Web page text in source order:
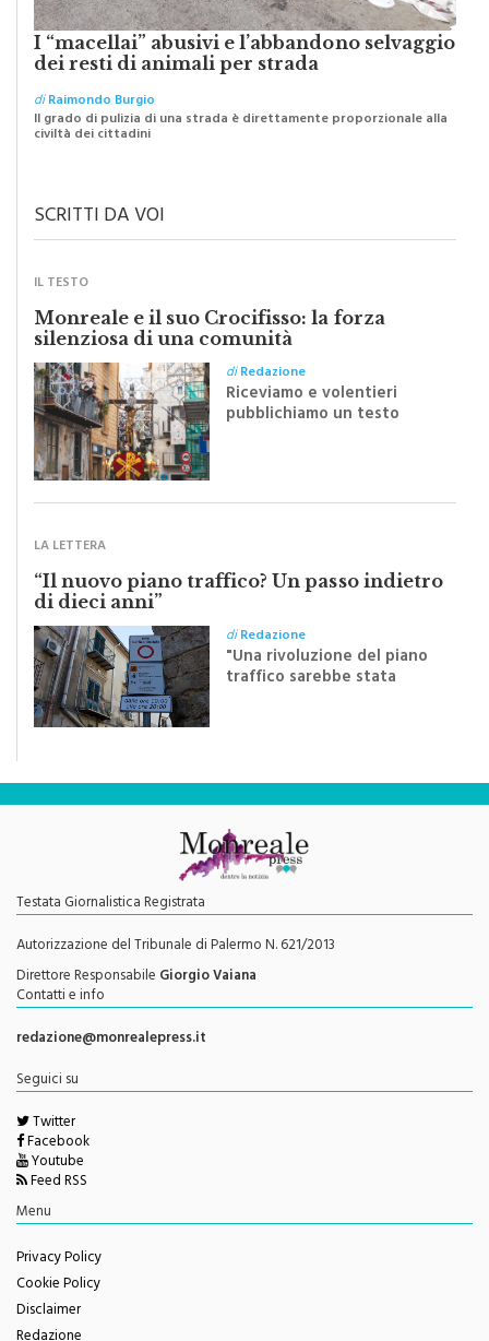
I “macellai” abusivi e l’abbandono selvaggio
dei resti di animali per strada
diRaimondo Burgio
Il grado di pulizia di una strada è direttamente proporzionale alla
civiltà dei cittadini
Monreale e il suo Crocifisso: la forza
silenziosa di una comunità
diRedazione
Riceviamo e volentieri
pubblichiamo un testo
inviato dalla scrittrice
monrealese Mariella
“Il nuovo piano traffico? Un passo indietro
di dieci anni”
"Una rivoluzione del piano
traffico sarebbe stata
efficace se preceduta da
una rivoluzione culturale"
Testata Giornalistica Registrata
Autorizzazione del Tribunale di Palermo N. 621/2013
Direttore ResponsabileGiorgio Vaiana
Contatti e info
redazione@monrealepress.it
Twitter
Facebook
Youtube
Feed RSS
Menu
Privacy Policy
Cookie Policy
Disclaimer
Redazione
Change privacy settings